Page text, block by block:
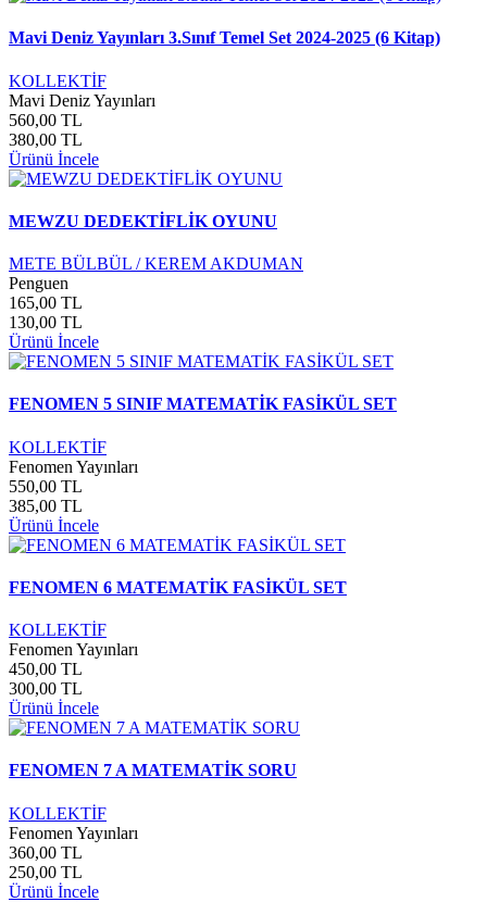
Mavi Deniz Yayınları 3.Sınıf Temel Set 2024-2025 (6 Kitap)
KOLLEKTİF
Mavi Deniz Yayınları
560,00 TL
380,00 TL
Ürünü İncele
MEWZU DEDEKTİFLİK OYUNU
METE BÜLBÜL / KEREM AKDUMAN
Penguen
165,00 TL
130,00 TL
Ürünü İncele
FENOMEN 5 SINIF MATEMATİK FASİKÜL SET
KOLLEKTİF
Fenomen Yayınları
550,00 TL
385,00 TL
Ürünü İncele
FENOMEN 6 MATEMATİK FASİKÜL SET
KOLLEKTİF
Fenomen Yayınları
450,00 TL
300,00 TL
Ürünü İncele
FENOMEN 7 A MATEMATİK SORU
KOLLEKTİF
Fenomen Yayınları
360,00 TL
250,00 TL
Ürünü İncele